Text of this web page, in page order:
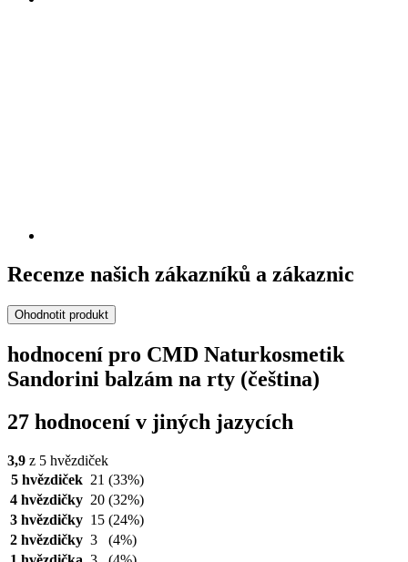
Recenze našich zákazníků a zákaznic
Ohodnotit produkt
hodnocení pro CMD Naturkosmetik
Sandorini balzám na rty (čeština)
27 hodnocení v jiných jazycích
3,9 z 5 hvězdiček
5 hvězdiček 21 (33%)
4 hvězdičky 20 (32%)
3 hvězdičky 15 (24%)
2 hvězdičky 3
(4%)